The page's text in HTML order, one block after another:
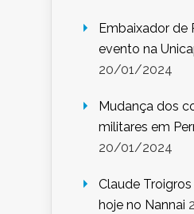
Embaixador de
evento na
20/01/2024
Mudança dos
militares em
20/01/2024
Claude
hoje no Nannai